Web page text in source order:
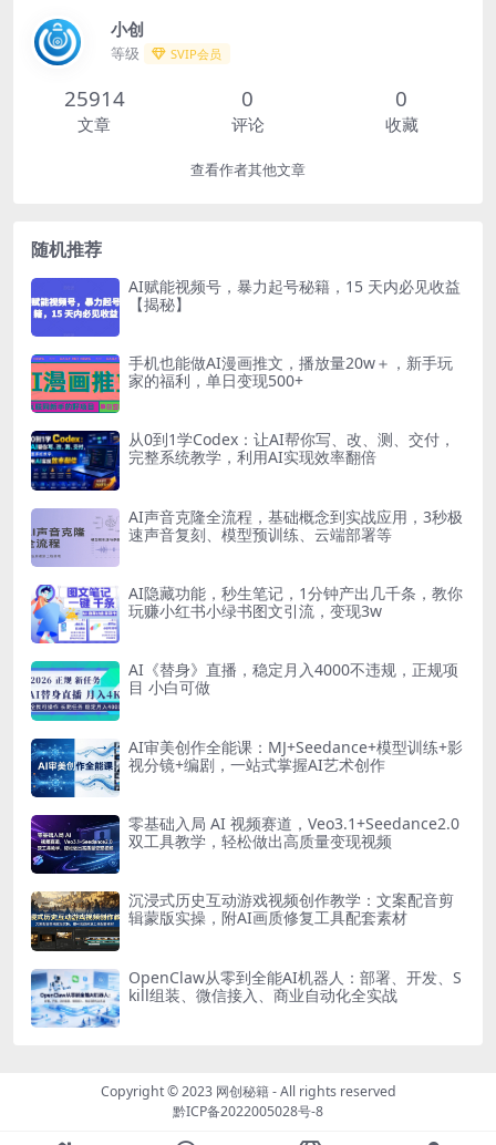
小创
等级 SVIP会员
25914
文章
0
评论
0
收藏
查看作者其他文章
随机推荐
AI赋能视频号，暴力起号秘籍，15 天内必见收益
【揭秘】
手机也能做AI漫画推文，播放量20w＋，新手玩
家的福利，单日变现500+
从0到1学Codex：让AI帮你写、改、测、交付，
完整系统教学，利用AI实现效率翻倍
AI声音克隆全流程，基础概念到实战应用，3秒极
速声音复刻、模型预训练、云端部署等
AI隐藏功能，秒生笔记，1分钟产出几千条，教你
玩赚小红书小绿书图文引流，变现3w
AI《替身》直播，稳定月入4000不违规，正规项
目 小白可做
AI审美创作全能课：MJ+Seedance+模型训练+影
视分镜+编剧，一站式掌握AI艺术创作
零基础入局 AI 视频赛道，Veo3.1+Seedance2.0
双工具教学，轻松做出高质量变现视频
沉浸式历史互动游戏视频创作教学：文案配音剪
辑蒙版实操，附AI画质修复工具配套素材
OpenClaw从零到全能AI机器人：部署、开发、S
kill组装、微信接入、商业自动化全实战
Copyright © 2023 网创秘籍- All rights reserved
黔ICP备2022005028号-8